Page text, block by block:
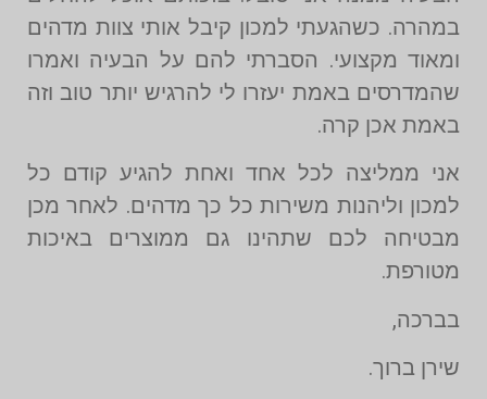
במהרה. כשהגעתי למכון קיבל אותי צוות מדהים
ומאוד מקצועי. הסברתי להם על הבעיה ואמרו
שהמדרסים באמת יעזרו לי להרגיש יותר טוב וזה
באמת אכן קרה.
אני ממליצה לכל אחד ואחת להגיע קודם כל
למכון וליהנות משירות כל כך מדהים. לאחר מכן
מבטיחה לכם שתהינו גם ממוצרים באיכות
מטורפת.
בברכה,
שירן ברוך.